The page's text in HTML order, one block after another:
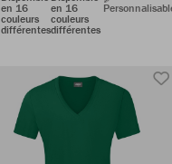
en 16
couleurs
différentes
en 16
couleurs
différentes